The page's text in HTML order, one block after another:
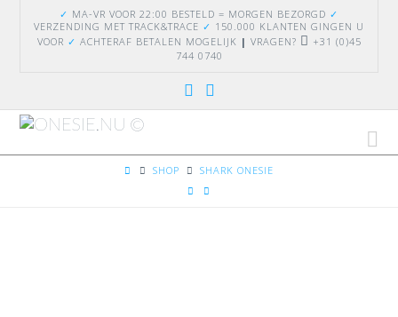
✓ MA-VR VOOR 22:00 BESTELD = MORGEN BEZORGD ✓
VERZENDING MET TRACK&TRACE ✓ 150.000 KLANTEN GINGEN U
VOOR ✓ ACHTERAF BETALEN MOGELIJK | VRAGEN?
+31 (0)45
744 0740
HOMESHOP SHARK ONESIE